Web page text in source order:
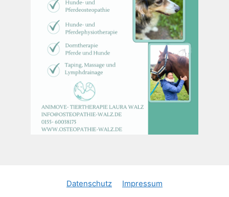
Datenschutz Impressum